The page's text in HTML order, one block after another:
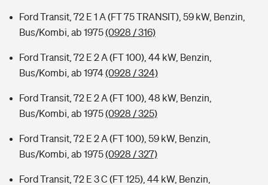
Ford Transit, 72 E 1 A (FT 75 TRANSIT), 59 kW, Benzin,
Bus/Kombi, ab 1975(0928 / 316)
Ford Transit, 72 E 2 A (FT 100), 44 kW, Benzin,
Bus/Kombi, ab 1974(0928 / 324)
Ford Transit, 72 E 2 A (FT 100), 48 kW, Benzin,
Bus/Kombi, ab 1975(0928 / 325)
Ford Transit, 72 E 2 A (FT 100), 59 kW, Benzin,
Bus/Kombi, ab 1975(0928 / 327)
Ford Transit, 72 E 3 C (FT 125), 44 kW, Benzin,